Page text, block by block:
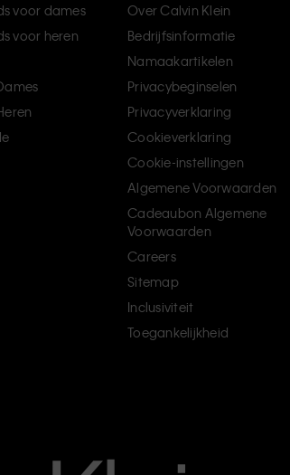
voor dames
voor heren
Over Calvin Klein
Bedrijfsinformatie
Namaakartikelen
Privacybeginselen
Privacyverklaring
Cookieverklaring
Cookie-instellingen
Algemene Voorwaarden
Cadeaubon Algemene
Voorwaarden
Careers
Sitemap
Inclusiviteit
Toegankelijkheid